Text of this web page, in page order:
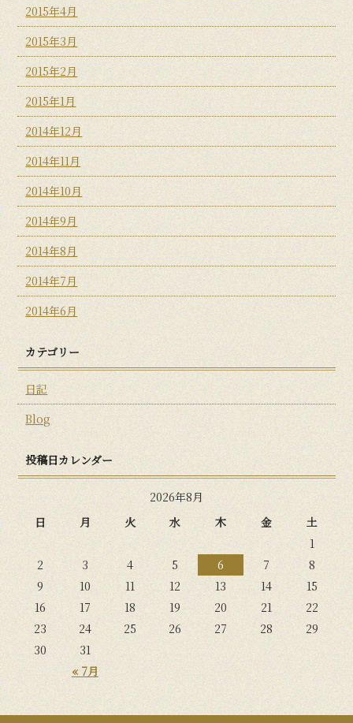
2015年4月
2015年3月
2015年2月
2015年1月
2014年12月
2014年11月
2014年10月
2014年9月
2014年8月
2014年7月
2014年6月
カテゴリー
日記
Blog
投稿日カレンダー
2026年8月
日
月 火 水 木 金 土
« 7月
1
2
3 4 5 6 7
8
9
10 11 12 13 14
15
16
17 18 19 20 21
22
23
24 25 26 27 28
29
30
31